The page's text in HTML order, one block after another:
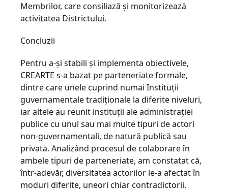
Membrilor, care consiliază şi monitorizează
activitatea Districtului.
Concluzii
Pentru a-şi stabili şi implementa obiectivele,
CREARTE s-a bazat pe parteneriate formale,
dintre care unele cuprind numai Instituţii
guvernamentale tradiționale la diferite niveluri,
iar altele au reunit instituţii ale administraţiei
publice cu unul sau mai multe tipuri de actori
non-guvernamentali, de natură publică sau
privată. Analizând procesul de colaborare în
ambele tipuri de parteneriate, am constatat că,
într-adevăr, diversitatea actorilor le-a afectat în
moduri diferite, uneori chiar contradictorii.